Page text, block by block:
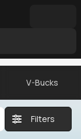
V-Bucks
Filters